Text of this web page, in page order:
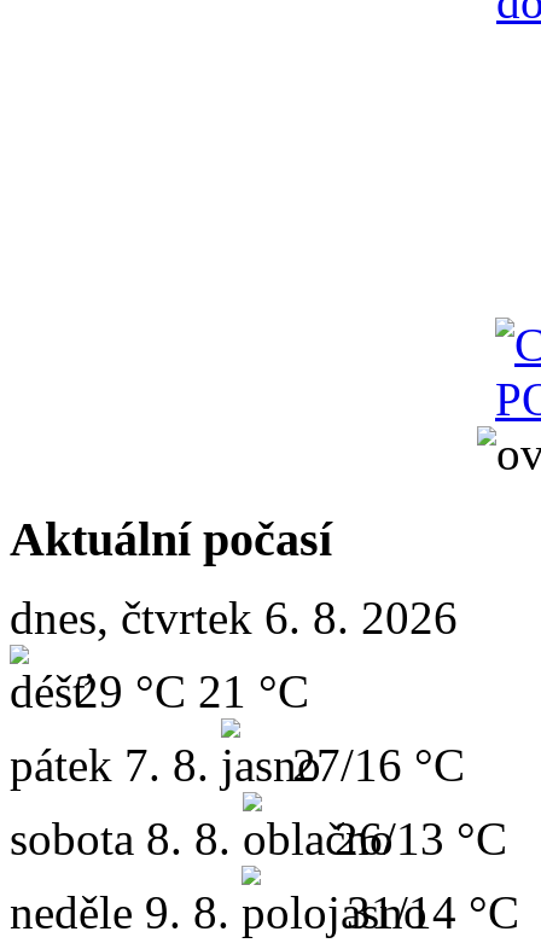
Aktuální počasí
dnes, čtvrtek 6. 8. 2026
29 °C 21 °C
pátek 7. 8.
27/16 °C
sobota 8. 8.
26/13 °C
neděle 9. 8. 31/14 °C